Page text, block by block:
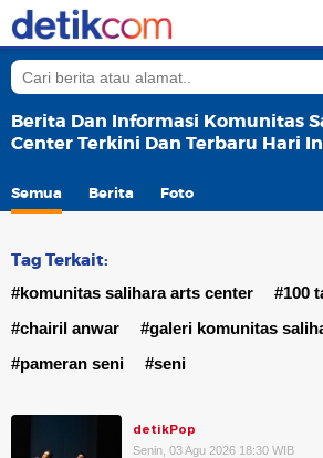
Berita Dan Informasi Komunitas
Center Terkini Dan Terbaru Hari
Semua Berita Foto
Tag Terkait:
#komunitas salihara arts center
#100
#chairil anwar
#galeri komunitas
#pameran seni
#seni
detikPop
Senin, 03 Agu 2026 18:30 WIB